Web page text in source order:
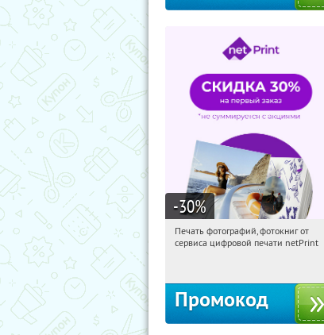
-30%
08:50:22 Получили:
Печать фотографий, фотокниг от
сервиса цифровой печати netPrint
Промокод